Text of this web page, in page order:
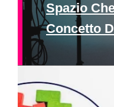
Spazio
Concetto